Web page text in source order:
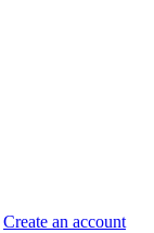
Create an account